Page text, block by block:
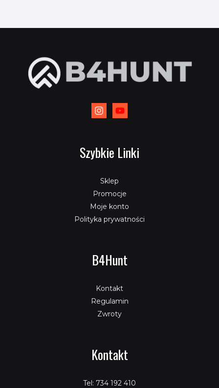
Szybkie Linki
Sklep
Promocje
Moje konto
Polityka prywatności
B4Hunt
Kontakt
Regulamin
Zwroty
Kontakt
Tel: 734 192 410